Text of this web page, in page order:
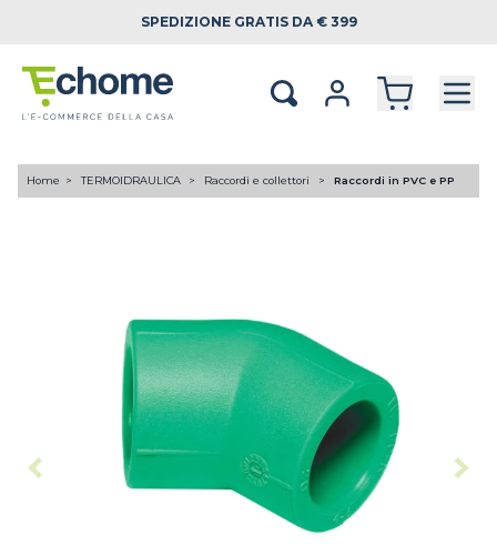
SPEDIZIONE GRATIS DA € 399
Home TERMOIDRAULICA Raccordi e collettori Raccordi in PVC e PP